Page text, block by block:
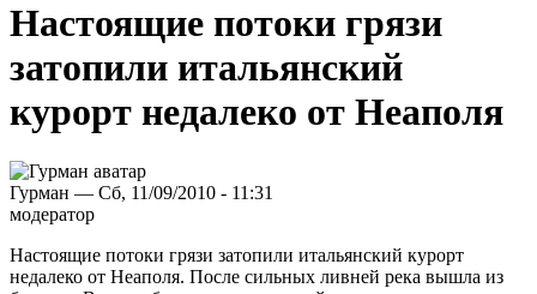
Настоящие потоки грязи
затопили итальянский
курорт недалеко от Неаполя
Гурман — Сб, 11/09/2010 - 11:31
модератор
Настоящие потоки грязи затопили итальянский курорт
недалеко от Неаполя. После сильных ливней река вышла из